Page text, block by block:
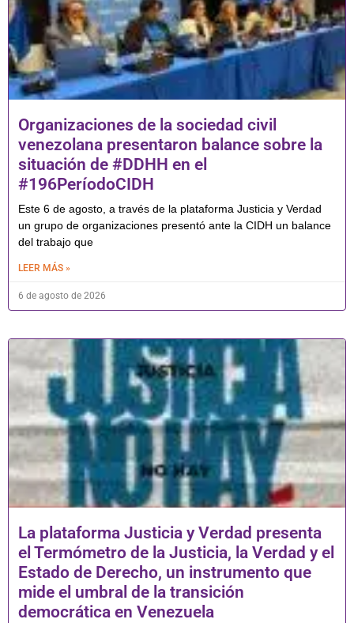
Organizaciones de la sociedad civil
venezolana presentaron balance sobre la
situación de #DDHH en el
#196PeríodoCIDH
Este 6 de agosto, a través de la plataforma Justicia y Verdad
un grupo de organizaciones presentó ante la CIDH un balance
del trabajo que
LEER MÁS »
6 de agosto de 2026
La plataforma Justicia y Verdad presenta
el Termómetro de la Justicia, la Verdad y el
Estado de Derecho, un instrumento que
mide el umbral de la transición
democrática en Venezuela